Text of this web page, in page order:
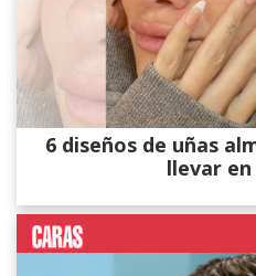
6 diseños de uñas
llevar